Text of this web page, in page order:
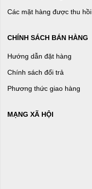
Các mặt hàng được thu hồi
CHÍNH SÁCH BÁN HÀNG
Hướng dẫn đặt hàng
Chính sách đổi trả
Phương thức giao hàng
MẠNG XÃ HỘI